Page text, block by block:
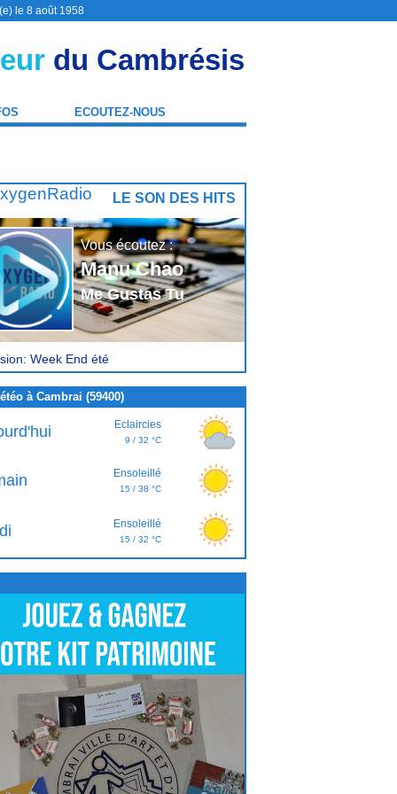
le 8 août 1958
du Cambrésis
ECOUTEZ-NOUS
LE SON DES HITS
Vous écoutez :
Manu Chao
Me Gustas Tu
Week End été
à Cambrai (59400)
Eclaircies
9 / 32 °C
Ensoleillé
15 / 38 °C
Ensoleillé
15 / 32 °C